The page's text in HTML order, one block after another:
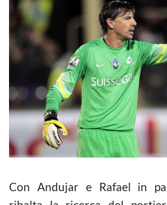
Con Andujar e Rafael in